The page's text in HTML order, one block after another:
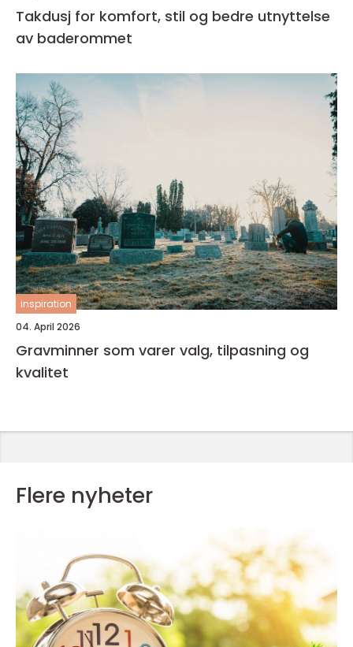
Takdusj for komfort, stil og bedre utnyttelse
av baderommet
inspiration
04. April 2026
Gravminner som varer valg, tilpasning og
kvalitet
Flere nyheter